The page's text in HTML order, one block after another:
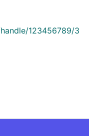
123456789/3